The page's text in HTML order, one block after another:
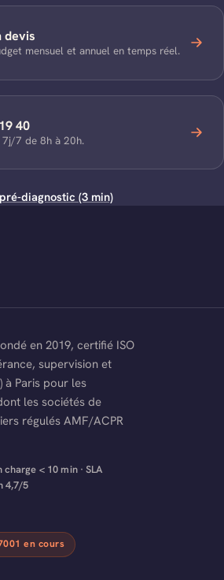
devis
mensuel et annuel en temps réel.
40
7j/7 de 8h à 20h.
pré-diagnostic (3 min)
en 2019, certifié ISO
supervision et
à Paris pour les
les sociétés de
régulés AMF/ACPR
< 10 min · SLA
4,7/5
en cours